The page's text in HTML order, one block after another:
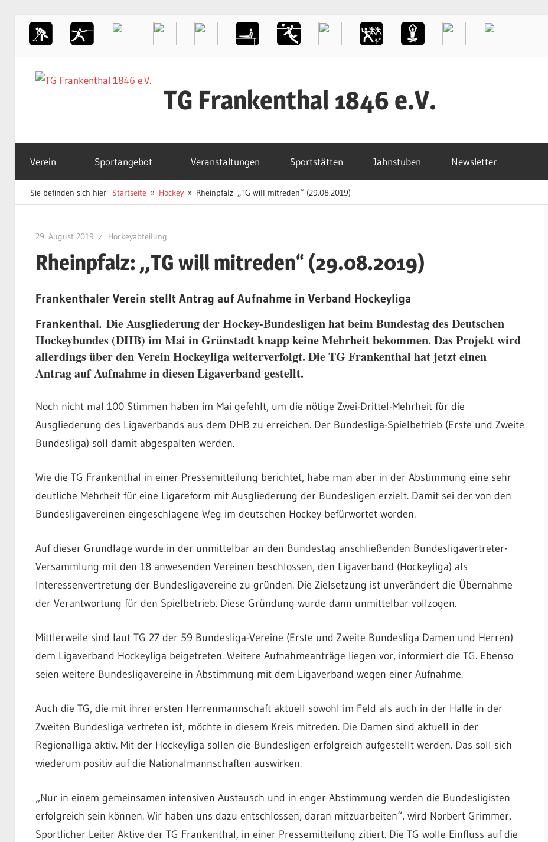
Inhalt
TG Frankenthal 1846 e.V.
Sportverein
in
Frankenthal
Verein Sportangebot Veranstaltungen Sportstätten Jahnstuben Newsletter
Sie befinden sich hier: Startseite Hockey Rheinpfalz: ,,TG will mitreden“ (29.08.2019)
29. August 2019 Hockeyabteilung
Rheinpfalz: ,,TG will mitreden“ (29.08.2019)
Frankenthaler Verein stellt Antrag auf Aufnahme in Verband Hockeyliga
Frankenthal. Die Ausgliederung der Hockey-Bundesligen hat beim Bundestag des Deutschen
Hockeybundes (DHB) im Mai in Grünstadt knapp keine Mehrheit bekommen. Das Projekt wird
allerdings über den Verein Hockeyliga weiterverfolgt. Die TG Frankenthal hat jetzt einen
Antrag auf Aufnahme in diesen Ligaverband gestellt.
Noch nicht mal 100 Stimmen haben im Mai gefehlt, um die nötige Zwei-Drittel-Mehrheit für die
Ausgliederung des Ligaverbands aus dem DHB zu erreichen. Der Bundesliga-Spielbetrieb (Erste und Zweite
Bundesliga) soll damit abgespalten werden.
Wie die TG Frankenthal in einer Pressemitteilung berichtet, habe man aber in der Abstimmung eine sehr
deutliche Mehrheit für eine Ligareform mit Ausgliederung der Bundesligen erzielt. Damit sei der von den
Bundesligavereinen eingeschlagene Weg im deutschen Hockey befürwortet worden.
Auf dieser Grundlage wurde in der unmittelbar an den Bundestag anschließenden Bundesligavertreter-
Versammlung mit den 18 anwesenden Vereinen beschlossen, den Ligaverband (Hockeyliga) als
Interessenvertretung der Bundesligavereine zu gründen. Die Zielsetzung ist unverändert die Übernahme
der Verantwortung für den Spielbetrieb. Diese Gründung wurde dann unmittelbar vollzogen.
Mittlerweile sind laut TG 27 der 59 Bundesliga-Vereine (Erste und Zweite Bundesliga Damen und Herren)
dem Ligaverband Hockeyliga beigetreten. Weitere Aufnahmeanträge liegen vor, informiert die TG. Ebenso
seien weitere Bundesligavereine in Abstimmung mit dem Ligaverband wegen einer Aufnahme.
Auch die TG, die mit ihrer ersten Herrenmannschaft aktuell sowohl im Feld als auch in der Halle in der
Zweiten Bundesliga vertreten ist, möchte in diesem Kreis mitreden. Die Damen sind aktuell in der
Regionalliga aktiv. Mit der Hockeyliga sollen die Bundesligen erfolgreich aufgestellt werden. Das soll sich
wiederum positiv auf die Nationalmannschaften auswirken.
„Nur in einem gemeinsamen intensiven Austausch und in enger Abstimmung werden die Bundesligisten
erfolgreich sein können. Wir haben uns dazu entschlossen, daran mitzuarbeiten“, wird Norbert Grimmer,
Sportlicher Leiter Aktive der TG Frankenthal, in einer Pressemitteilung zitiert. Die TG wolle Einfluss auf die